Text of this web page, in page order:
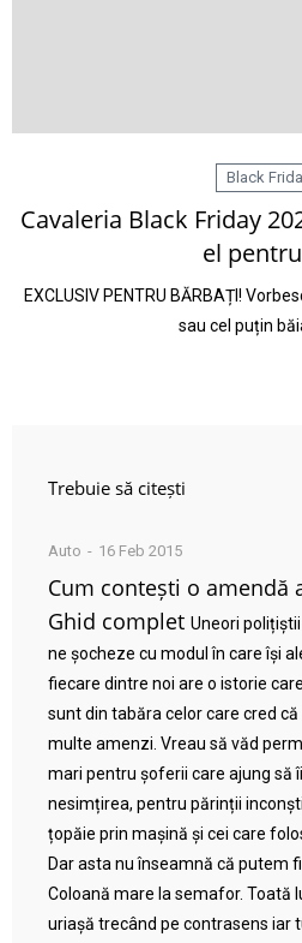
Black
Cavaleria Black Friday
el
EXCLUSIV PENTRU BĂRBAȚI!
sau cel puțin
Trebuie să citești
Auto 16 Feb 2015
Cum contești o amendă
Ghid complet Uneori
ne șocheze cu modul în care își
fiecare dintre noi are o istorie
sunt din tabăra celor care cred
multe amenzi. Vreau să văd
mari pentru șoferii care ajung să
nesimțirea, pentru părinții
țopăie prin mașină și cei care
Dar asta nu înseamnă că putem fi
Coloană mare la semafor. Toată
uriașă trecând pe contrasens iar